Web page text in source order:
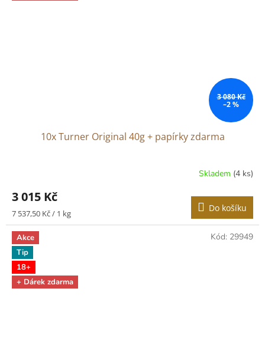
3 080 Kč
–2 %
10x Turner Original 40g + papírky zdarma
Skladem (4 ks)
3 015 Kč
Měrná
cena:
7 537,50 Kč / 1 kg Do košíku
Akce
Tip
18+
+ Dárek zdarma
Kód: 29949